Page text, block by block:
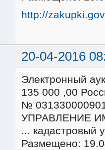
http://
20-04-2016
Электронный
135 000 ,00
№
УПРАВЛЕНИЕ
...
Размещено: